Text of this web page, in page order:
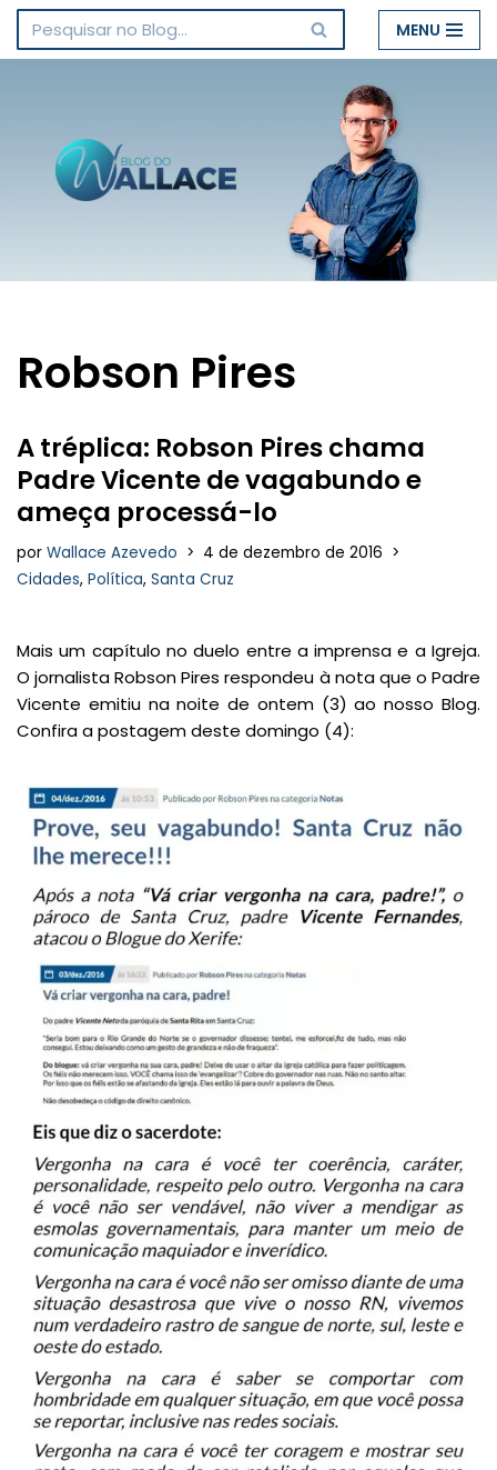
Pular
conteúdo
MENU
Robson Pires
A tréplica: Robson Pires chama
Padre Vicente de vagabundo e
ameça processá-lo
por Wallace Azevedo
4 de dezembro de 2016
Cidades, Política, Santa Cruz
Mais um capítulo no duelo entre a imprensa e a Igreja.
O jornalista Robson Pires respondeu à nota que o Padre
Vicente emitiu na noite de ontem (3) ao nosso Blog.
Confira a postagem deste domingo (4):